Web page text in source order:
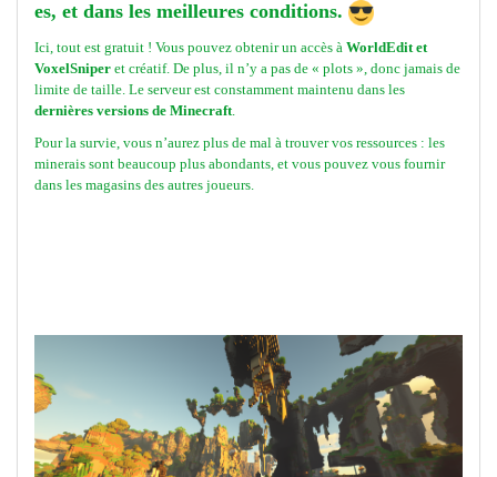
es, et dans les meilleures conditions.
Ici, tout est gratuit ! Vous pouvez obtenir un accès à WorldEdit et
VoxelSniper et créatif. De plus, il n’y a pas de « plots », donc jamais de
limite de taille. Le serveur est constamment maintenu dans les
dernières versions de Minecraft.
Pour la survie, vous n’aurez plus de mal à trouver vos ressources : les
minerais sont beaucoup plus abondants, et vous pouvez vous fournir
dans les magasins des autres joueurs.